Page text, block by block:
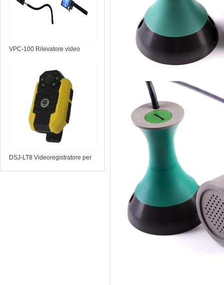
VPC-100 Rilevatore video
DSJ-LT8 Videoregistratore per
forze dell'ordine